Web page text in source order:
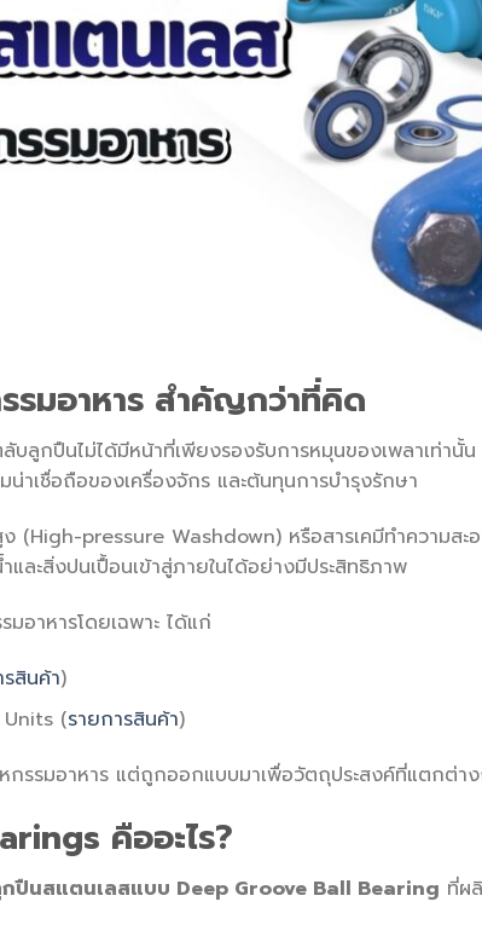
มอาหาร สำคัญกว่าที่คิด
ลับลูกปืนไม่ได้มีหน้าที่เพียงรองรับการหมุนของเพลาเท่า
น่าเชื่อถือของเครื่องจักร และต้นทุนการบำรุงรักษา
(High-pressure Washdown) หรือสารเคมีทำความสะ
ะสิ่งปนเปื้อนเข้าสู่ภายในได้อย่างมีประสิทธิภาพ
าหารโดยเฉพาะ ได้แก่
สินค้า)
(รายการสินค้า)
รรมอาหาร แต่ถูกออกแบบมาเพื่อวัตถุประสงค์ที่แตกต่า
คืออะไร?
ปืนสแตนเลสแบบ Deep Groove Ball Bearing ที่ผ